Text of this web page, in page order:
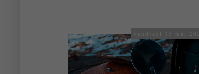
vendredi 15 mai